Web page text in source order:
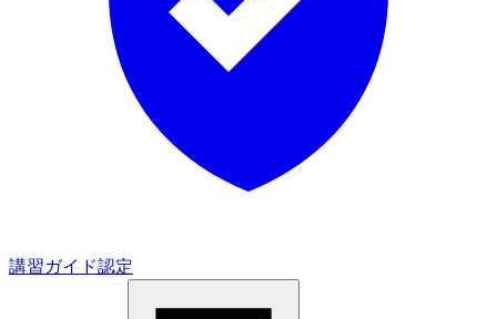
講習ガイド認定